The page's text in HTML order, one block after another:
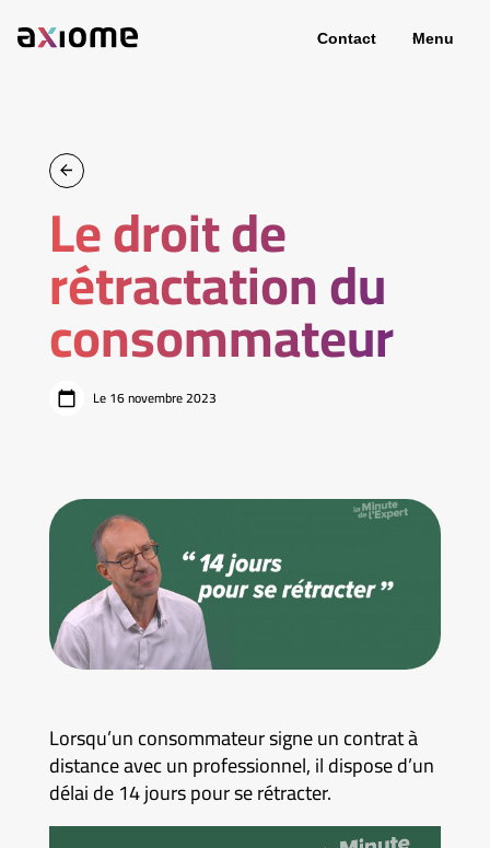
Contact Menu
Le droit de
rétractation du
consommateur
Le 16 novembre 2023
Lorsqu’un consommateur signe un contrat à
distance avec un professionnel, il dispose d’un
délai de 14 jours pour se rétracter.